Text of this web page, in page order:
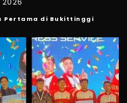
Pertama di Bukittinggi